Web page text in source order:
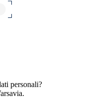
personali?